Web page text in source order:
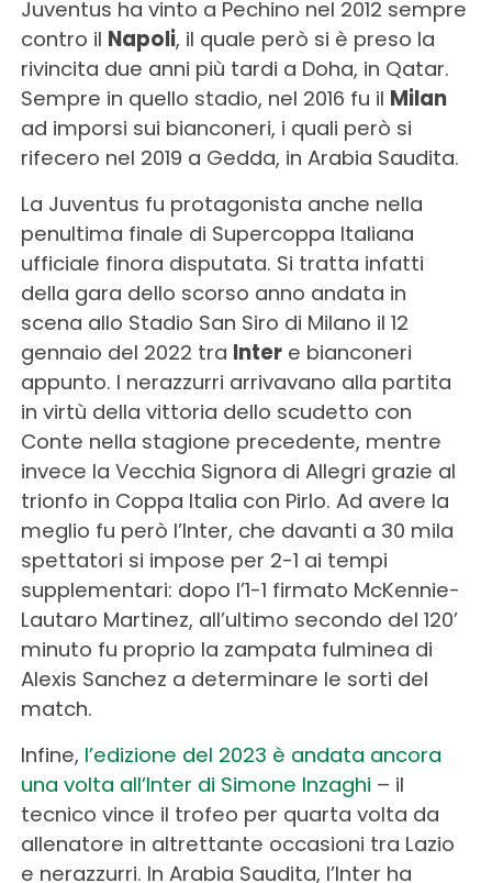
Juventus ha vinto a Pechino nel 2012 sempre
contro il Napoli, il quale però si è preso la
rivincita due anni più tardi a Doha, in Qatar.
Sempre in quello stadio, nel 2016 fu il Milan
ad imporsi sui bianconeri, i quali però si
rifecero nel 2019 a Gedda, in Arabia Saudita.
La Juventus fu protagonista anche nella
penultima finale di Supercoppa Italiana
ufficiale finora disputata. Si tratta infatti
della gara dello scorso anno andata in
scena allo Stadio San Siro di Milano il 12
gennaio del 2022 tra Intere bianconeri
appunto. I nerazzurri arrivavano alla partita
in virtù della vittoria dello scudetto con
Conte nella stagione precedente, mentre
invece la Vecchia Signora di Allegri grazie al
trionfo in Coppa Italia con Pirlo. Ad avere la
meglio fu però l’Inter, che davanti a 30 mila
spettatori si impose per 2-1 ai tempi
supplementari: dopo l’1-1 firmato McKennie-
Lautaro Martinez, all’ultimo secondo del 120’
minuto fu proprio la zampata fulminea di
Alexis Sanchez a determinare le sorti del
match.
Infine, l’edizione del 2023 è andata ancora
una volta all’Inter di Simone Inzaghi – il
tecnico vince il trofeo per quarta volta da
allenatore in altrettante occasioni tra Lazio
e nerazzurri. In Arabia Saudita, l’Inter ha